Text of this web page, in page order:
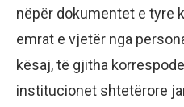
nëpër dokumentet e tyre
emrat e vjetër nga
kësaj, të gjitha
institucionet shtetërore